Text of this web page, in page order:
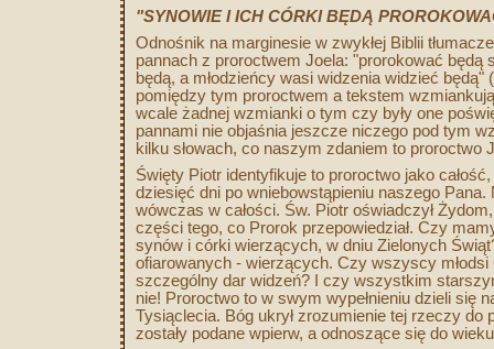
"SYNOWIE I ICH CÓRKI BĘDĄ
Odnośnik na marginesie w zwykłej Biblii
pannach z proroctwem Joela: "prorokować
będą, a młodzieńcy wasi widzenia widzieć
pomiędzy tym proroctwem a tekstem
wcale żadnej wzmianki o tym czy były one
pannami nie objaśnia jeszcze niczego pod tym
kilku słowach, co naszym zdaniem to proroctwo
Święty Piotr identyfikuje to proroctwo jako
dziesięć dni po wniebowstąpieniu naszego Pana.
wówczas w całości. Św. Piotr oświadczył
części tego, co Prorok przepowiedział. Czy
synów i córki wierzących, w dniu Zielonych
ofiarowanych - wierzących. Czy wszyscy
szczególny dar widzeń? I czy wszystkim
nie! Proroctwo to w swym wypełnieniu dzieli się
Tysiąclecia. Bóg ukrył zrozumienie tej rzeczy do
zostały podane wpierw, a odnoszące się do